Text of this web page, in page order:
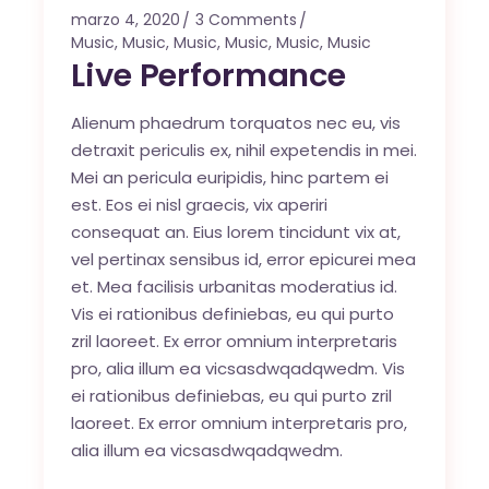
marzo 4, 2020
3 Comments
Music,Music,Music,Music,Music,Music
Live Performance
Alienum phaedrum torquatos nec eu, vis
detraxit periculis ex, nihil expetendis in mei.
Mei an pericula euripidis, hinc partem ei
est. Eos ei nisl graecis, vix aperiri
consequat an. Eius lorem tincidunt vix at,
vel pertinax sensibus id, error epicurei mea
et. Mea facilisis urbanitas moderatius id.
Vis ei rationibus definiebas, eu qui purto
zril laoreet. Ex error omnium interpretaris
pro, alia illum ea vicsasdwqadqwedm. Vis
ei rationibus definiebas, eu qui purto zril
laoreet. Ex error omnium interpretaris pro,
alia illum ea vicsasdwqadqwedm.